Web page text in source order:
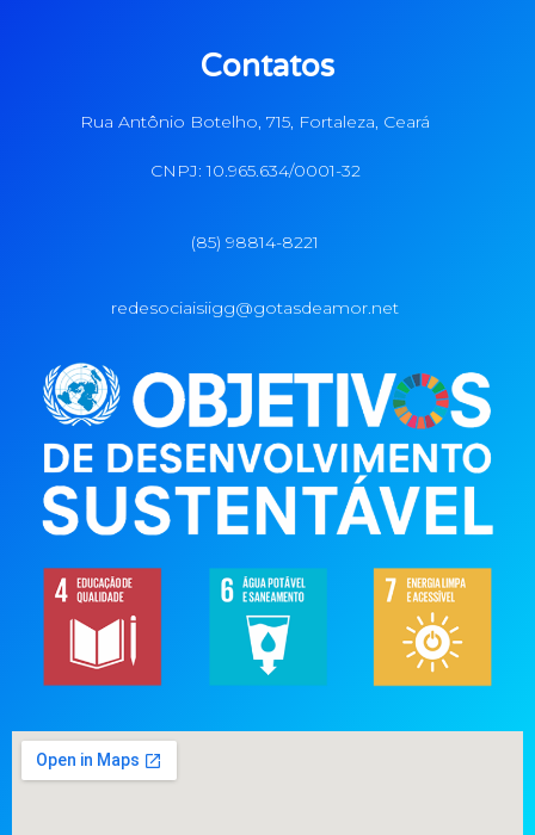
Contatos
Rua Antônio Botelho, 715, Fortaleza, Ceará
CNPJ: 10.965.634/0001-32
(85) 98814-8221
redesociaisiigg@gotasdeamor.net